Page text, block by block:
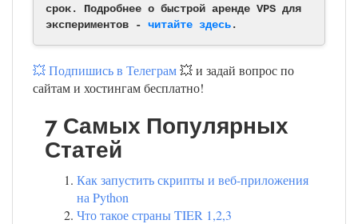
срок. Подробнее о быстрой аренде VPS для
экспериментов - читайте здесь.
💥 Подпишись в Телеграм💥 и задай вопрос по
сайтам и хостингам бесплатно!
7 Самых Популярных
Статей
Как запустить скрипты и веб-приложения
на Python
Что такое страны TIER 1,2,3